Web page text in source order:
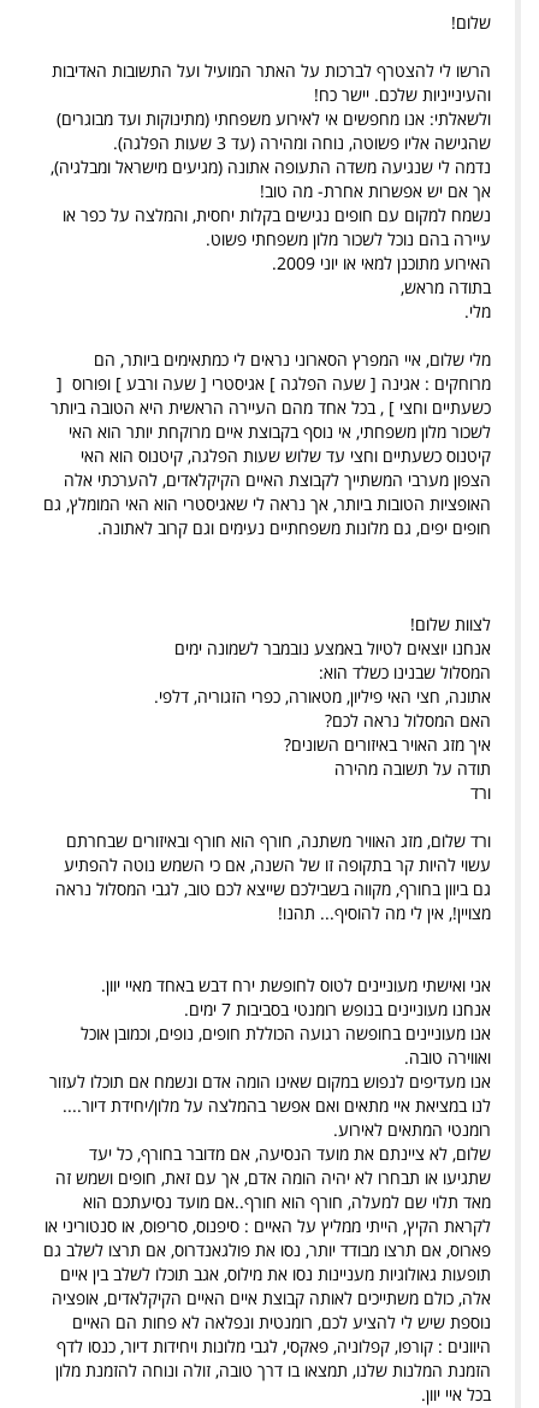
שלום!
הרשו לי להצטרף לברכות על האתר המועיל ועל התשובות האדיבות
והעינייניות שלכם. יישר כח!
ולשאלתי: אנו מחפשים אי לאירוע משפחתי (מתינוקות ועד מבוגרים)
שהגישה אליו פשוטה, נוחה ומהירה (עד 3 שעות הפלגה).
נדמה לי שנגיעה משדה התעופה אתונה (מגיעים מישראל ומבלגיה),
אך אם יש אפשרות אחרת- מה טוב!
נשמח למקום עם חופים נגישים בקלות יחסית, והמלצה על כפר או
עיירה בהם נוכל לשכור מלון משפחתי פשוט.
האירוע מתוכנן למאי או יוני 2009.
בתודה מראש,
מלי.
מלי שלום, איי המפרץ הסארוני נראים לי כמתאימים ביותר, הם
מרוחקים : אגינה [ שעה הפלגה ] אגיסטרי [ שעה ורבע ] ופורוס [
כשעתיים וחצי ] , בכל אחד מהם העיירה הראשית היא הטובה ביותר
לשכור מלון משפחתי, אי נוסף בקבוצת איים מרוקחת יותר הוא האי
קיטנוס כשעתיים וחצי עד שלוש שעות הפלגה, קיטנוס הוא האי
הצפון מערבי המשתייך לקבוצת האיים הקיקלאדים, להערכתי אלה
האופציות הטובות ביותר, אך נראה לי שאגיסטרי הוא האי המומלץ, גם
חופים יפים, גם מלונות משפחתיים נעימים וגם קרוב לאתונה.
לצוות שלום!
אנחנו יוצאים לטיול באמצע נובמבר לשמונה ימים
המסלול שבנינו כשלד הוא:
אתונה, חצי האי פיליון, מטאורה, כפרי הזגוריה, דלפי.
האם המסלול נראה לכם?
איך מזג האויר באיזורים השונים?
תודה על תשובה מהירה
ורד
ורד שלום, מזג האוויר משתנה, חורף הוא חורף ובאיזורים שבחרתם
עשוי להיות קר בתקופה זו של השנה, אם כי השמש נוטה להפתיע
גם ביוון בחורף, מקווה בשבילכם שייצא לכם טוב, לגבי המסלול נראה
מצויין!, אין לי מה להוסיף... תהנו!
אני ואישתי מעוניינים לטוס לחופשת ירח דבש באחד מאיי יוון.
אנחנו מעוניינים בנופש רומנטי בסביבות 7 ימים.
אנו מעוניינים בחופשה רגועה הכוללת חופים, נופים, וכמובן אוכל
ואווירה טובה.
אנו מעדיפים לנפוש במקום שאינו הומה אדם ונשמח אם תוכלו לעזור
לנו במציאת איי מתאים ואם אפשר בהמלצה על מלון/יחידת דיור....
רומנטי המתאים לאירוע.
שלום, לא ציינתם את מועד הנסיעה, אם מדובר בחורף, כל יעד
שתגיעו או תבחרו לא יהיה הומה אדם, אך עם זאת, חופים ושמש זה
מאד תלוי שם למעלה, חורף הוא חורף..אם מועד נסיעתכם הוא
לקראת הקיץ, הייתי ממליץ על האיים : סיפנוס, סריפוס, או סנטוריני או
פארוס, אם תרצו מבודד יותר, נסו את פולגאנדרוס, אם תרצו לשלב גם
תופעות גאולוגיות מעניינות נסו את מילוס, אגב תוכלו לשלב בין איים
אלה, כולם משתייכים לאותה קבוצת איים האיים הקיקלאדים, אופציה
נוספת שיש לי להציע לכם, רומנטית ונפלאה לא פחות הם האיים
היוונים : קורפו, קפלוניה, פאקסי, לגבי מלונות ויחידות דיור, כנסו לדף
הזמנת המלנות שלנו, תמצאו בו דרך טובה, זולה ונוחה להזמנת מלון
בכל איי יוון.